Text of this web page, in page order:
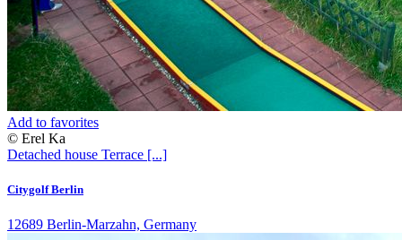
Add to favorites
© Erel Ka
Detached house Terrace [...]
Citygolf Berlin
12689 Berlin-Marzahn, Germany